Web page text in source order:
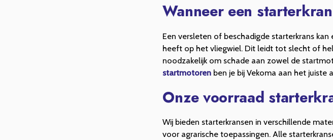
Wanneer een
Een versleten of beschadigde starterkrans
heeft op het vliegwiel. Dit leidt tot slecht of
noodzakelijk om schade aan zowel de
startmotoren ben je bij Vekoma aan het juiste
Onze voorraad
Wij bieden starterkransen in verschillende
voor agrarische toepassingen. Alle